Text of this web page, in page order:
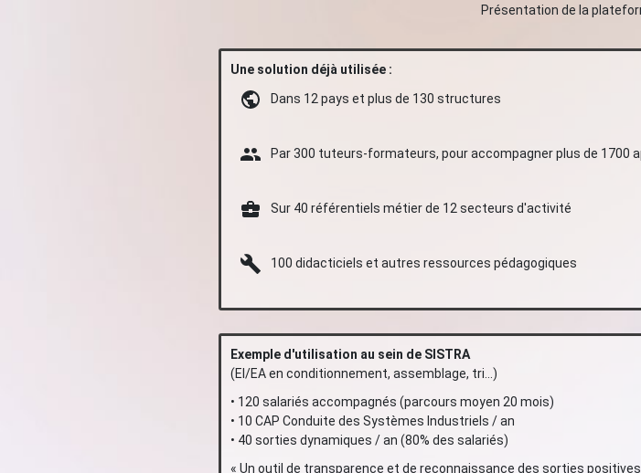
Présentation de la
Une solution déjà utilisée :
Dans 12 pays et plus de 130 structures
Par 300 tuteurs-formateurs, pour accompagner plus de 1700
Sur 40 référentiels métier de 12 secteurs d'activité
100 didacticiels et autres ressources pédagogiques
Exemple d'utilisation au sein de SISTRA
(EI/EA en conditionnement, assemblage, tri...)
• 120 salariés accompagnés (parcours moyen 20 mois)
• 10 CAP Conduite des Systèmes Industriels / an
• 40 sorties dynamiques / an (80% des salariés)
« Un outil de transparence et de reconnaissance des sorties